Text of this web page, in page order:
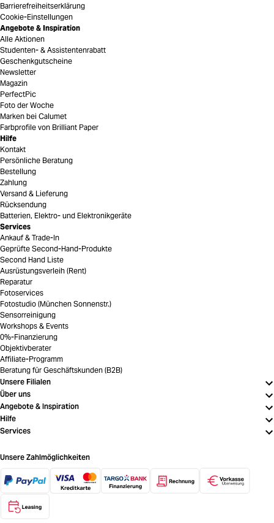
Barrierefreiheitserklärung
Cookie-Einstellungen
Angebote & Inspiration
Alle Aktionen
Studenten- & Assistentenrabatt
Geschenkgutscheine
Newsletter
Magazin
PerfectPic
Foto der Woche
Marken bei Calumet
Farbprofile von Brilliant Paper
Hilfe
Kontakt
Persönliche Beratung
Bestellung
Zahlung
Versand & Lieferung
Rücksendung
Batterien, Elektro- und Elektronikgeräte
Services
Ankauf & Trade-In
Geprüfte Second-Hand-Produkte
Second Hand Liste
Ausrüstungsverleih (Rent)
Reparatur
Fotoservices
Fotostudio (München Sonnenstr.)
Sensorreinigung
Workshops & Events
0%-Finanzierung
Objektivberater
Affiliate-Programm
Beratung für Geschäftskunden (B2B)
Unsere Filialen
Über uns
Angebote & Inspiration
Hilfe
Services
Unsere Zahlmöglichkeiten